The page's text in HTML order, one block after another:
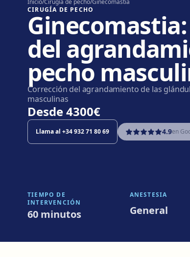
Inicio/Cirugía de pecho/Ginecomastia
CIRUGÍA DE PECHO
del
pecho
Corrección del agrandamiento de las
masculinas
Desde4300€
Llama al +34 932 71 80 69 4.9en
TIEMPO DE
INTERVENCIÓN
60 minutos
ANESTESIA
General